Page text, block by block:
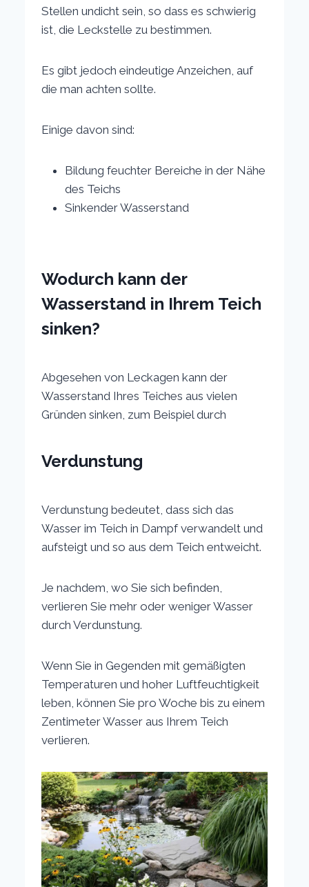
Stellen undicht sein, so dass es schwierig
ist, die Leckstelle zu bestimmen.
Es gibt jedoch eindeutige Anzeichen, auf
die man achten sollte.
Einige davon sind:
Bildung feuchter Bereiche in der Nähe
des Teichs
Sinkender Wasserstand
Wodurch kann der
Wasserstand in Ihrem Teich
sinken?
Abgesehen von Leckagen kann der
Wasserstand Ihres Teiches aus vielen
Gründen sinken, zum Beispiel durch
Verdunstung
Verdunstung bedeutet, dass sich das
Wasser im Teich in Dampf verwandelt und
aufsteigt und so aus dem Teich entweicht.
Je nachdem, wo Sie sich befinden,
verlieren Sie mehr oder weniger Wasser
durch Verdunstung.
Wenn Sie in Gegenden mit gemäßigten
Temperaturen und hoher Luftfeuchtigkeit
leben, können Sie pro Woche bis zu einem
Zentimeter Wasser aus Ihrem Teich
verlieren.